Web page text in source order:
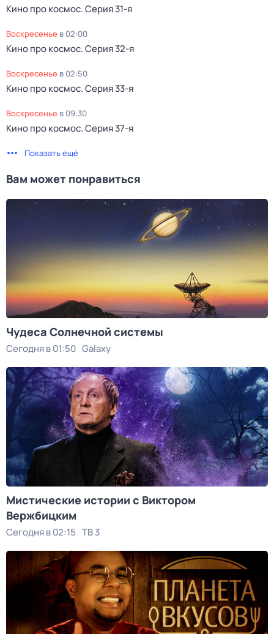
Кино про космос. Серия 31-я
воскресенье в 02:00
Кино про космос. Серия 32-я
воскресенье в 02:50
Кино про космос. Серия 33-я
воскресенье в 09:30
Кино про космос. Серия 37-я
Показать ещё
Вам может понравиться
Чудеса Солнечной системы
Сегодня в 01:50 Galaxy
Мистические истории с Виктoром
Bержбицким
Сегодня в 02:15 ТВ 3